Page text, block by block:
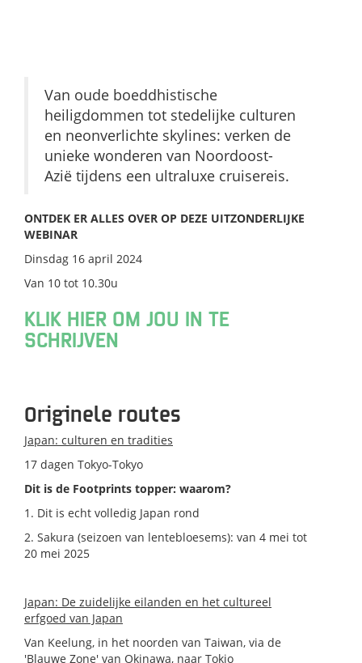
Van oude boeddhistische
heiligdommen tot stedelijke culturen
en neonverlichte skylines: verken de
unieke wonderen van Noordoost-
Azië tijdens een ultraluxe cruisereis.
ONTDEK ER ALLES OVER OP DEZE UITZONDERLIJKE
WEBINAR
Dinsdag 16 april 2024
Van 10 tot 10.30u
KLIK HIER OM JOU IN TE
SCHRIJVEN
Originele routes
Japan: culturen en tradities
17 dagen Tokyo-Tokyo
Dit is de Footprints topper: waarom?
1. Dit is echt volledig Japan rond
2. Sakura (seizoen van lentebloesems): van 4 mei tot
20 mei 2025
Japan: De zuidelijke eilanden en het cultureel
erfgoed van Japan
Van Keelung, in het noorden van Taiwan, via de
'Blauwe Zone' van Okinawa, naar Tokio